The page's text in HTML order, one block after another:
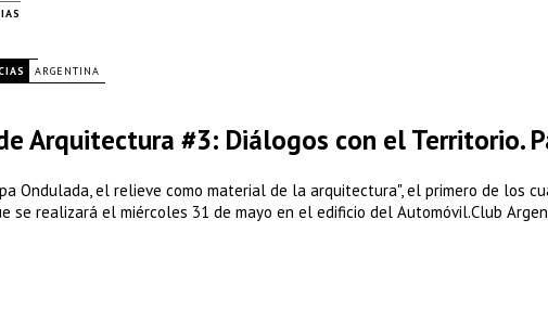
ARGENTINA
Arquitectura #3: Diálogos con el Territorio.
Ondulada, el relieve como material de la arquitectura", el primero de los
se realizará el miércoles 31 de mayo en el edificio del Automóvil.Club